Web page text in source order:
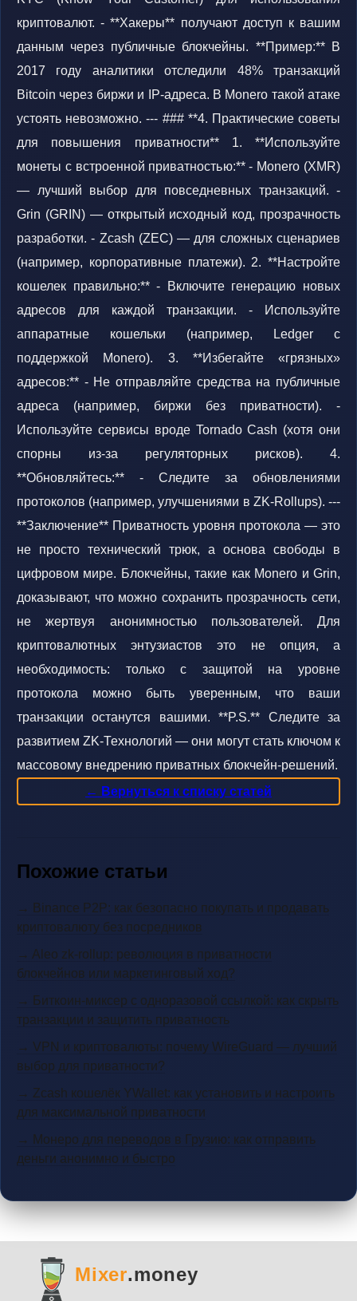
криптовалют. - **Хакеры** получают доступ к вашим
данным через публичные блокчейны. **Пример:** В
2017 году аналитики отследили 48% транзакций
Bitcoin через биржи и IP-адреса. В Monero такой атаке
устоять невозможно. --- ### **4. Практические советы
для повышения приватности** 1. **Используйте
монеты с встроенной приватностью:** - Monero (XMR)
— лучший выбор для повседневных транзакций. -
Grin (GRIN) — открытый исходный код, прозрачность
разработки. - Zcash (ZEC) — для сложных сценариев
(например, корпоративные платежи). 2. **Настройте
кошелек правильно:** - Включите генерацию новых
адресов для каждой транзакции. - Используйте
аппаратные кошельки (например, Ledger с
поддержкой Monero). 3. **Избегайте «грязных»
адресов:** - Не отправляйте средства на публичные
адреса (например, биржи без приватности). -
Используйте сервисы вроде Tornado Cash (хотя они
спорны из-за регуляторных рисков). 4.
**Обновляйтесь:** - Следите за обновлениями
протоколов (например, улучшениями в ZK-Rollups). ---
**Заключение** Приватность уровня протокола — это
не просто технический трюк, а основа свободы в
цифровом мире. Блокчейны, такие как Monero и Grin,
доказывают, что можно сохранить прозрачность сети,
не жертвуя анонимностью пользователей. Для
криптовалютных энтузиастов это не опция, а
необходимость: только с защитой на уровне
протокола можно быть уверенным, что ваши
транзакции останутся вашими. **P.S.** Следите за
развитием ZK-Технологий — они могут стать ключом к
массовому внедрению приватных блокчейн-решений.
← Вернуться к списку статей
Похожие статьи
→ Binance P2P: как безопасно покупать и продавать
криптовалюту без посредников
→ Aleo zk-rollup: революция в приватности
блокчейнов или маркетинговый ход?
→ Биткоин-миксер с одноразовой ссылкой: как скрыть
транзакции и защитить приватность
→ VPN и криптовалюты: почему WireGuard — лучший
выбор для приватности?
→ Zcash кошелёк YWallet: как установить и настроить
для максимальной приватности
→ Монеро для переводов в Грузию: как отправить
деньги анонимно и быстро
Mixer.money